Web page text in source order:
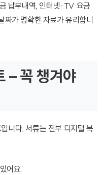
납부내역, 인터넷·TV 요금
짜가 명확한 자료가 유리합니
– 꼭 챙겨야
니다. 서류는 전부 디지털 복
어요.